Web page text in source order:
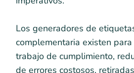
Los generadores de
complementaria existen
trabajo de cumplimiento,
de errores costosos,